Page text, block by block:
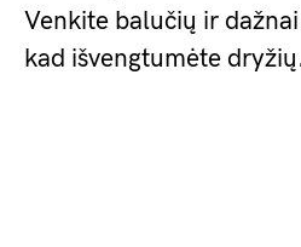
Venkite balučių ir
kad išvengtumėte